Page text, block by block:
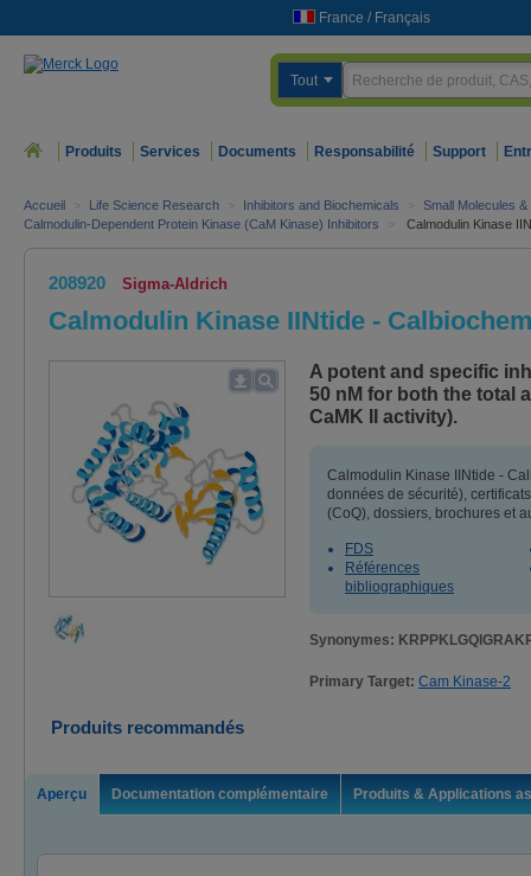
France / Français
Tout
Produits Services Documents Responsabilité Support
Accueil > Life Science Research > Inhibitors and Biochemicals > Small Molecules &
Calmodulin-Dependent Protein Kinase (CaM Kinase) Inhibitors
> Calmodulin Kinase
208920 Sigma-Aldrich
Calmodulin Kinase IINtide -
A potent and specific
50 nM for both the total
CaMK II activity).
Calmodulin Kinase IINtide -
données de sécurité),
(CoQ), dossiers, brochures et
FDS
Références
bibliographiques
Synonymes:
Primary Target: Cam Kinase-2
Produits recommandés
Aperçu Documentation complémentaire Produits & Applications